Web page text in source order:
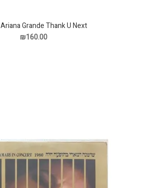
Ariana Grande Thank U Next תקליט
₪160.00